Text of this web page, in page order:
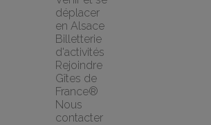
déplacer
en Alsace
Billetterie
d'activités
Rejoindre
Gîtes de
France®
Nous
contacter